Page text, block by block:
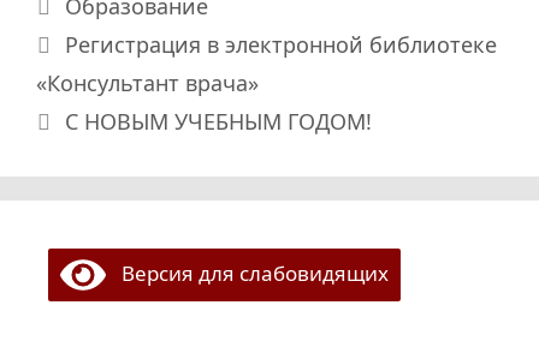
Образование
Регистрация в электронной библиотеке
«Консультант врача»
С НОВЫМ УЧЕБНЫМ ГОДОМ!
Версия для слабовидящих